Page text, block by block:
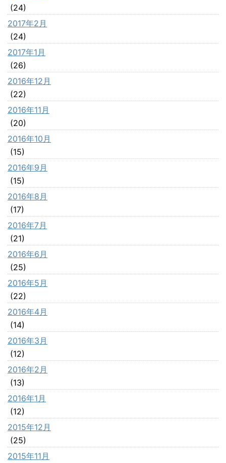
(24)
2017年2月
(24)
2017年1月
(26)
2016年12月
(22)
2016年11月
(20)
2016年10月
(15)
2016年9月
(15)
2016年8月
(17)
2016年7月
(21)
2016年6月
(25)
2016年5月
(22)
2016年4月
(14)
2016年3月
(12)
2016年2月
(13)
2016年1月
(12)
2015年12月
(25)
2015年11月